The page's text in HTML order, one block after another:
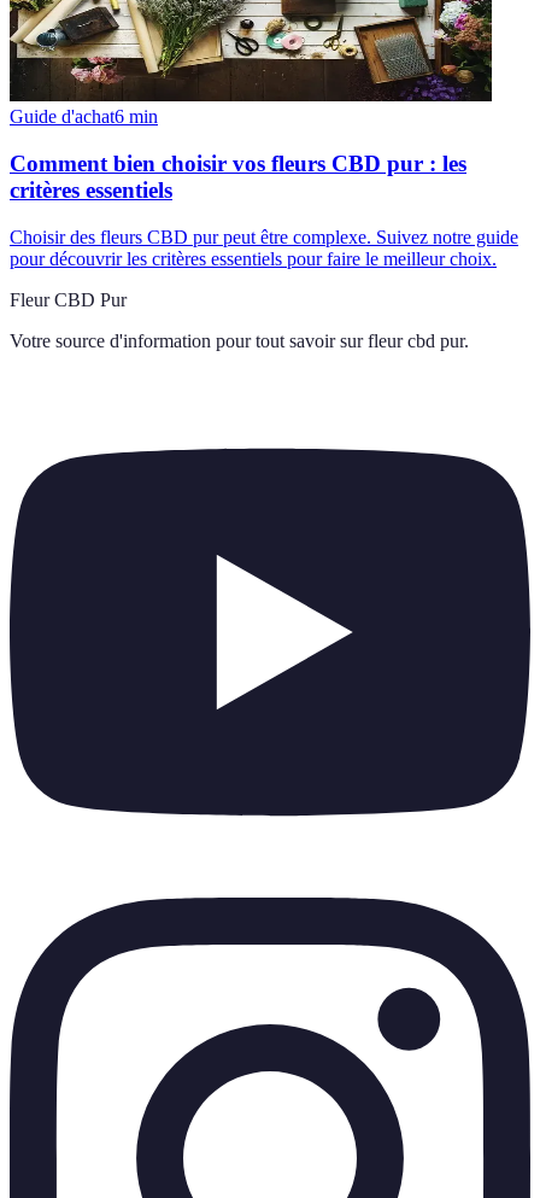
Guide d'achat6 min
Comment bien choisir vos fleurs CBD pur : les
critères essentiels
Choisir des fleurs CBD pur peut être complexe. Suivez notre guide
pour découvrir les critères essentiels pour faire le meilleur choix.
Fleur CBD Pur
Votre source d'information pour tout savoir sur fleur cbd pur.